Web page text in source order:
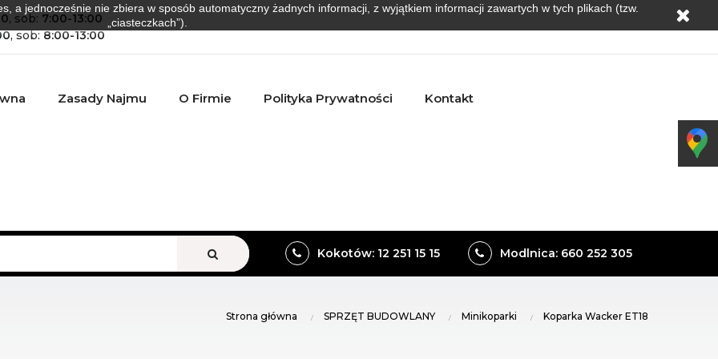
, sob: 7:00-13:00
, sob:8:00-13:00
Zasady Najmu O Firmie Polityka Prywatności Kontakt
VIEW ALL Kokotów: 12 251 15 15 Modlnica: 660 252 305
Strona główna SPRZĘT BUDOWLANY Minikoparki Koparka Wacker ET18
a jednocześnie nie zbiera w sposób automatyczny żadnych informacji, z wyjątkiem informacji zawartych w tych plikach (tzw.
„ciasteczkach”).